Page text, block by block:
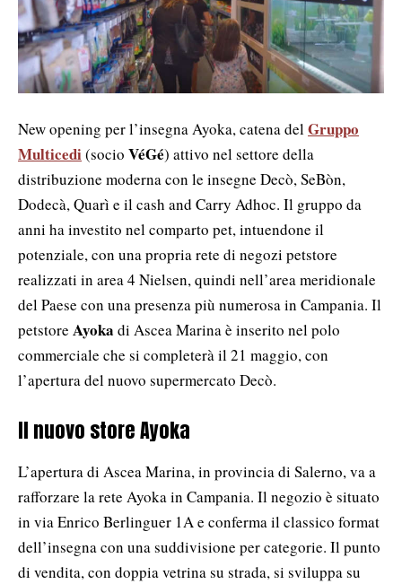
New opening per l’insegna Ayoka, catena delGruppo
Multicedi(socio VéGé) attivo nel settore della
distribuzione moderna con le insegne Decò, SeBòn,
Dodecà, Quarì e il cash and Carry Adhoc. Il gruppo da
anni ha investito nel comparto pet, intuendone il
potenziale, con una propria rete di negozi petstore
realizzati in area 4 Nielsen, quindi nell’area meridionale
del Paese con una presenza più numerosa in Campania. Il
petstore Ayoka di Ascea Marina è inserito nel polo
commerciale che si completerà il 21 maggio, con
l’apertura del nuovo supermercato Decò.
Il nuovo store Ayoka
L’apertura di Ascea Marina, in provincia di Salerno, va a
rafforzare la rete Ayoka in Campania. Il negozio è situato
in via Enrico Berlinguer 1A e conferma il classico format
dell’insegna con una suddivisione per categorie. Il punto
di vendita, con doppia vetrina su strada, si sviluppa su